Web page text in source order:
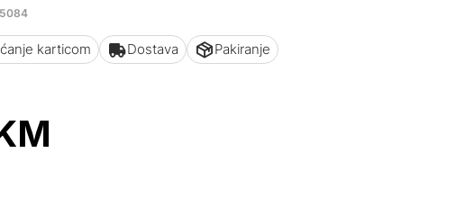
karticom Dostava Pakiranje